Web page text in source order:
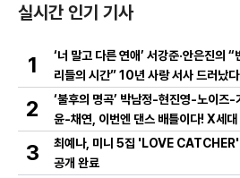
실시간 인기 기사
1
‘너 말고 다른 연애’ 서강준·안은진의 “
리들의 시간” 10년 사랑 서사 드러났
저 영상 공개!
2
‘불후의 명곡’ 박남정-현진영-노이즈-
윤-채연, 이번엔 댄스 배틀이다! X세대
총출동! 댄스 본능 깨운다!
3
최예나, 미니 5집 'LOVE CATCHER'
공개 완료